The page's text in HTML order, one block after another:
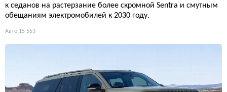
к седанов на растерзание более скромной Sentra и смутным
обещаниям электромобилей к 2030 году.
Авто 15 553